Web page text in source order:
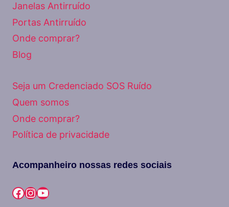
Janelas Antirruído
Portas Antirruído
Onde comprar?
Blog
Seja um Credenciado SOS Ruído
Quem somos
Onde comprar?
Política de privacidade
Acompanheiro nossas redes sociais
Facebook
Instagram
Youtube